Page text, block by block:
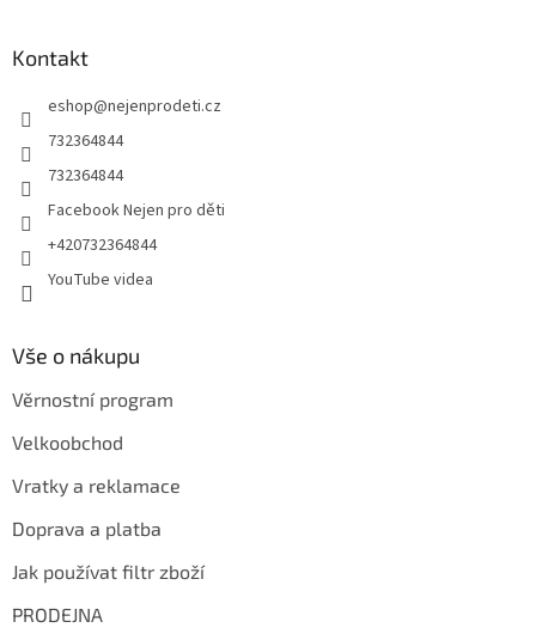
Kontakt
eshop@nejenprodeti.cz
732364844
732364844
Facebook Nejen pro děti
+420732364844
YouTube videa
Vše o nákupu
Věrnostní program
Velkoobchod
Vratky a reklamace
Doprava a platba
Jak používat filtr zboží
PRODEJNA